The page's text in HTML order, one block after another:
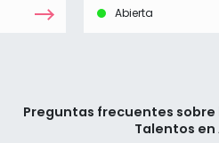
Abierta
Preguntas frecuentes sobre
Talentos en